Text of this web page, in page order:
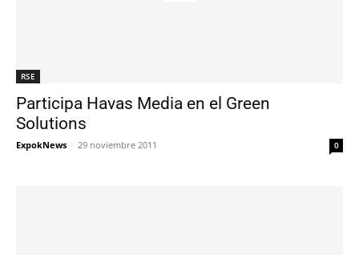
RSE
Participa Havas Media en el Green
Solutions
ExpokNews - 29 noviembre 2011 0